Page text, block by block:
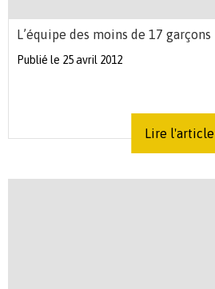
L’équipe des moins de 17 garçons
Publié le 25 avril 2012
Lire l'article